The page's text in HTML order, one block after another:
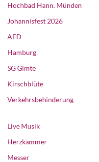
Hochbad Hann. Münden
Johannisfest 2026
AFD
Hamburg
SG Gimte
Kirschblüte
Verkehrsbehinderung
Live Musik
Herzkammer
Messer